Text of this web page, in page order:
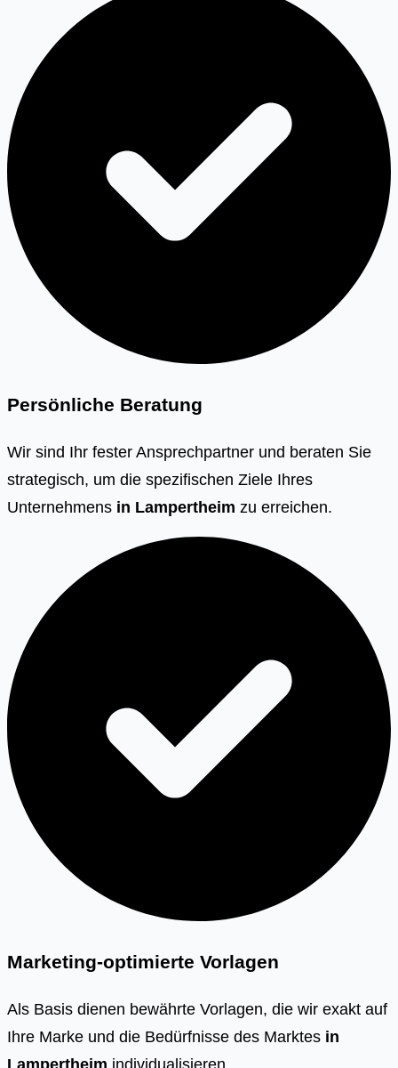
Persönliche Beratung
Wir sind Ihr fester Ansprechpartner und beraten Sie
strategisch, um die spezifischen Ziele Ihres
Unternehmens in Lampertheim zu erreichen.
Marketing-optimierte Vorlagen
Als Basis dienen bewährte Vorlagen, die wir exakt auf
Ihre Marke und die Bedürfnisse des Marktes in
Lampertheim individualisieren.